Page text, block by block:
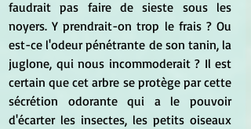
faudrait pas faire de sieste sous les
noyers. Y prendrait-on trop le frais ? Ou
est-ce l'odeur pénétrante de son tanin, la
juglone, qui nous incommoderait ? Il est
certain que cet arbre se protège par cette
sécrétion odorante qui a le pouvoir
d'écarter les insectes, les petits oiseaux